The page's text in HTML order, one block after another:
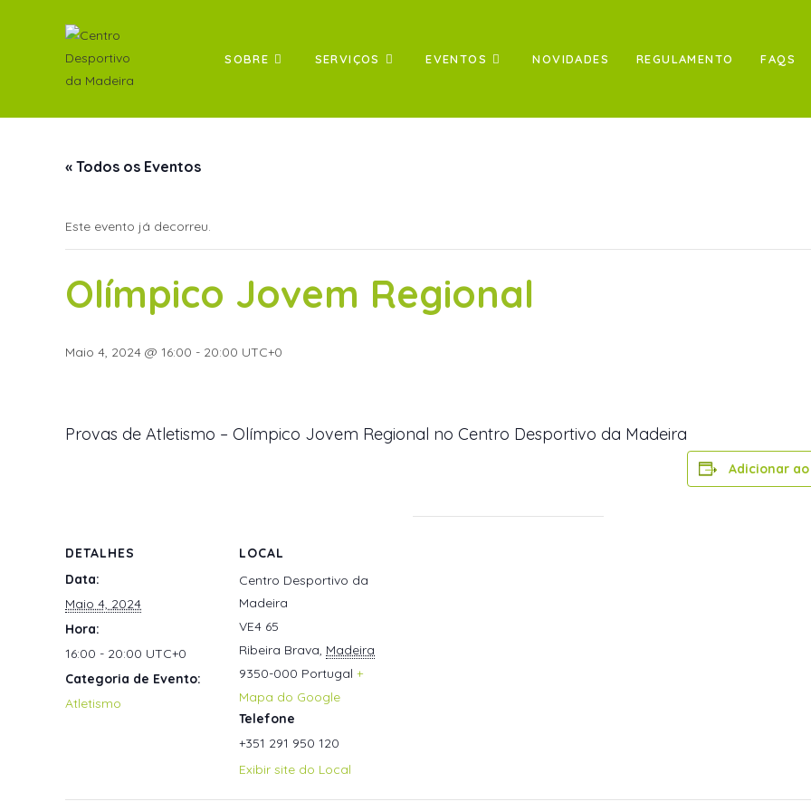
SOBRE SERVIÇOS EVENTOS NOVIDADES REGULAMENTO FAQS
« Todos os Eventos
Este evento já decorreu.
Olímpico Jovem Regional
Maio 4, 2024 @ 16:00 - 20:00 UTC+0
Provas de Atletismo – Olímpico Jovem Regional no Centro Desportivo da Madeira
Adicionar
DETALHES
Data:
Maio 4, 2024
Hora:
16:00 - 20:00 UTC+0
Categoria de Evento:
Atletismo
LOCAL
Centro Desportivo da
Madeira
VE4 65
Ribeira Brava, Madeira
9350-000 Portugal +
Mapa do Google
Telefone
+351 291 950 120
Exibir site do Local
VE4 65, 9350-000 Ribeira Brava +351 291 950 120 cdm@sociedadesdesenvolvimento.com